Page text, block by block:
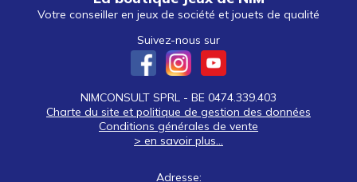
Votre conseiller en jeux de société et jouets de qualité
Suivez-nous sur
NIMCONSULT SPRL - BE 0474.339.403
Charte du site et politique de gestion des données
Conditions générales de vente
> en savoir plus...
Adresse: